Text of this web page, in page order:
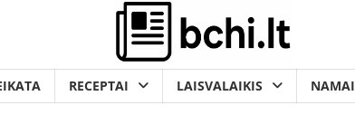
RECEPTAI LAISVALAIKIS NAMAI